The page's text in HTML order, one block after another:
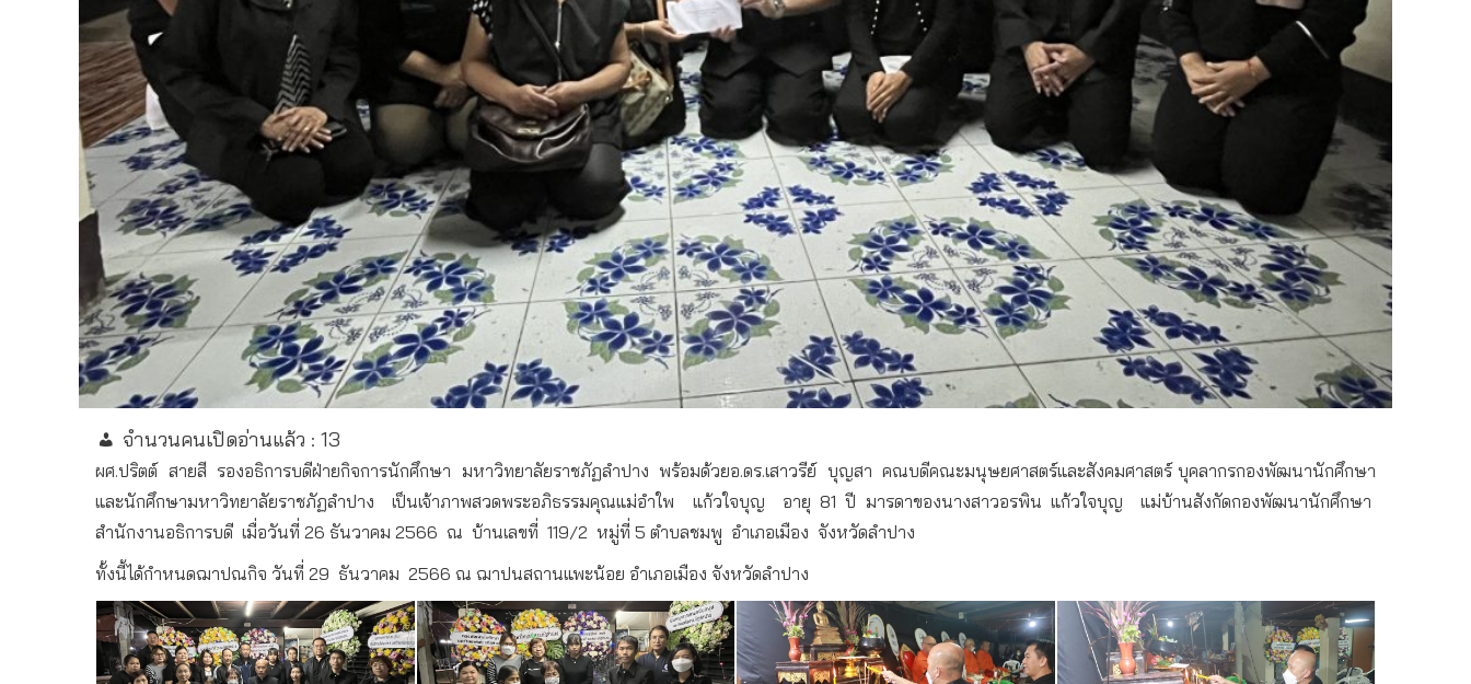
จำนวนคนเปิดอ่านแล้ว : 13
ผศ.ปริตต์ สายสี รองอธิการบดีฝ่ายกิจการนักศึกษา มหาวิทยาลัยราชภัฏลำปาง พร้อมด้วยอ.ดร.เสาวรีย์ บุญสา คณบดีคณะมนุษยศาสตร์และสังคมศาสตร์ บุคลากรกองพัฒนานักศึกษา
และนักศึกษามหาวิทยาลัยราชภัฏลำปาง
เป็นเจ้าภาพสวดพระอภิธรรมคุณแม่อำใพ แก้วใจบุญ อายุ 81 ปี มารดาของนางสาวอรพิน แก้วใจบุญ
แม่บ้านสังกัดกองพัฒนานักศึกษา
สำนักงานอธิการบดี เมื่อวันที่ 26 ธันวาคม 2566 ณ บ้านเลขที่ 119/2 หมู่ที่ 5 ตำบลชมพู อำเภอเมือง จังหวัดลำปาง
ทั้งนี้ได้กำหนดฌาปณกิจ วันที่ 29 ธันวาคม 2566 ณ ฌาปนสถานแพะน้อย อำเภอเมือง จังหวัดลำปาง